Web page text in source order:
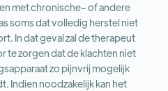
met chronische- of andere
soms dat volledig herstel niet
In dat geval zal de therapeut
te zorgen dat de klachten niet
zo pijnvrij mogelijk
Indien noodzakelijk kan het